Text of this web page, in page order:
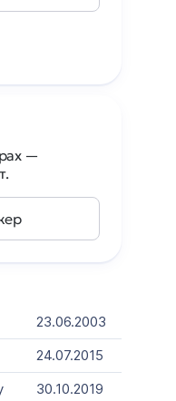
23.06.2003
24.07.2015
30.10.2019
—